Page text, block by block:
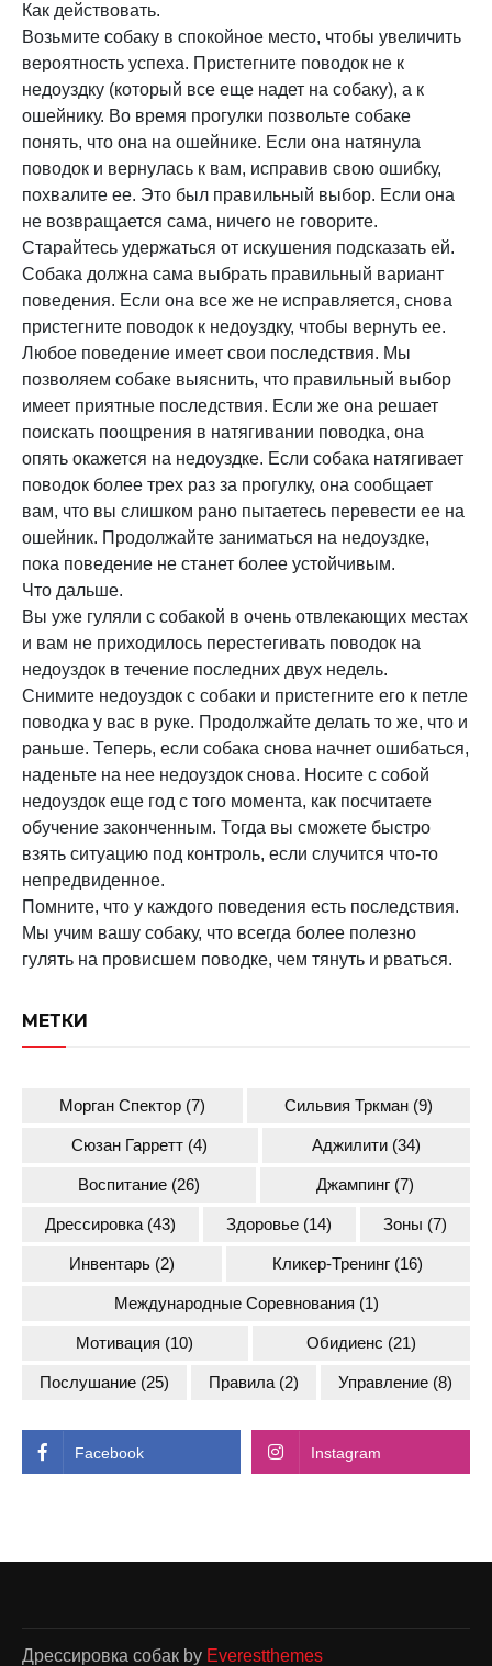
Как действовать.
Возьмите собаку в спокойное место, чтобы увеличить
вероятность успеха. Пристегните поводок не к
недоуздку (который все еще надет на собаку), а к
ошейнику. Во время прогулки позвольте собаке
понять, что она на ошейнике. Если она натянула
поводок и вернулась к вам, исправив свою ошибку,
похвалите ее. Это был правильный выбор. Если она
не возвращается сама, ничего не говорите.
Старайтесь удержаться от искушения подсказать ей.
Собака должна сама выбрать правильный вариант
поведения. Если она все же не исправляется, снова
пристегните поводок к недоуздку, чтобы вернуть ее.
Любое поведение имеет свои последствия. Мы
позволяем собаке выяснить, что правильный выбор
имеет приятные последствия. Если же она решает
поискать поощрения в натягивании поводка, она
опять окажется на недоуздке. Если собака натягивает
поводок более трех раз за прогулку, она сообщает
вам, что вы слишком рано пытаетесь перевести ее на
ошейник. Продолжайте заниматься на недоуздке,
пока поведение не станет более устойчивым.
Что дальше.
Вы уже гуляли с собакой в очень отвлекающих местах
и вам не приходилось перестегивать поводок на
недоуздок в течение последних двух недель.
Снимите недоуздок с собаки и пристегните его к петле
поводка у вас в руке. Продолжайте делать то же, что и
раньше. Теперь, если собака снова начнет ошибаться,
наденьте на нее недоуздок снова. Носите с собой
недоуздок еще год с того момента, как посчитаете
обучение законченным. Тогда вы сможете быстро
взять ситуацию под контроль, если случится что-то
непредвиденное.
Помните, что у каждого поведения есть последствия.
Мы учим вашу собаку, что всегда более полезно
гулять на провисшем поводке, чем тянуть и рваться.
МЕТКИ
Морган Спектор (7) Сильвия Тркман (9)
Сюзан Гарретт (4) Аджилити(34)
Воспитание (26) Джампинг (7)
Дрессировка (43) Здоровье (14) Зоны (7)
Инвентарь(2) Кликер-Тренинг (16)
Международные Соревнования (1)
Мотивация (10) Обидиенс (21)
Послушание (25) Правила (2) Управление (8)
Facebook Instagram
Дрессировка собак by Everestthemes